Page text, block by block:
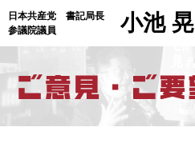
日本共産党 書記局長
参議院議員
小池 晃